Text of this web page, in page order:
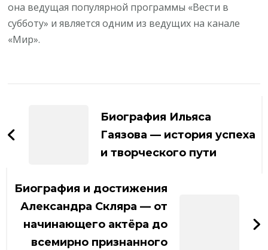
она ведущая популярной программы «Вести в
субботу» и является одним из ведущих на канале
«Мир».
записям
Биография Ильяса
Гаязова — история успеха
и творческого пути
Биография и достижения
Александра Скляра — от
начинающего актёра до
всемирно признанного